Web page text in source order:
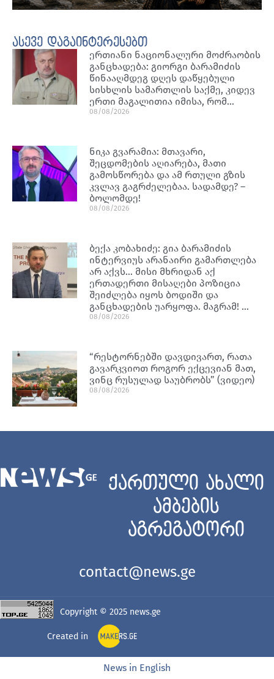
ასევე დაგაინტერესებთ
ერთიანი ნაციონალური მოძრაობის
განცხადება: გიორგი ბარამიძის
წინააღმდეგ დღეს დაწყებული
სისხლის სამართლის საქმე, კიდევ
ერთი მაგალითია იმისა, რომ…
08/08/2026
ნიკა გვარამია: მთავარი,
შეცდომების აღიარება, მათი
გამოსწორება და ამ რთული გზის
კვლავ გაგრძელებაა. სადამდე? –
ბოლომდე!
08/08/2026
ბექა კობახიძე: გია ბარამიძის
ინტერვიუს არანაირი გამართლება
არ აქვს… მისი მხრიდან აქ
ერთადერთი მისაღები პოზიცია
შეიძლება იყოს ბოდიში და
განცხადების უარყოფა. მაგრამ! …
08/08/2026
“რესტორნებში დავდივართ, რათა
გავარკვიოთ როგორ ექცევიან მათ,
ვინც რუსულად საუბრობს” (ვიდეო)
08/08/2026
ქართული ახალი
ამბების
აგრეგატორი
contact@news.ge
Copyright © 2025 news.ge
Created in
News in English